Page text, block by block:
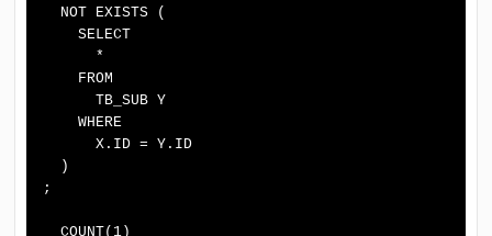
  NOT EXISTS (
    SELECT
      *
    FROM
      TB_SUB Y
    WHERE
      X.ID = Y.ID
  )
;
  COUNT(1)